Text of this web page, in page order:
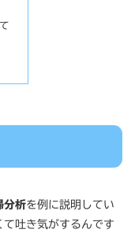
分析を例に説明してい
吐き気がするんです